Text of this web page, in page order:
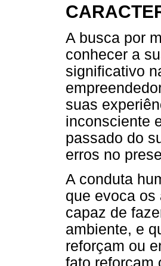
A busca por
conhecer a
significativo
suas
inconsciente
passado do
erros no
A conduta
que evoca
capaz de
ambiente, e
reforçam ou
fato reforçam